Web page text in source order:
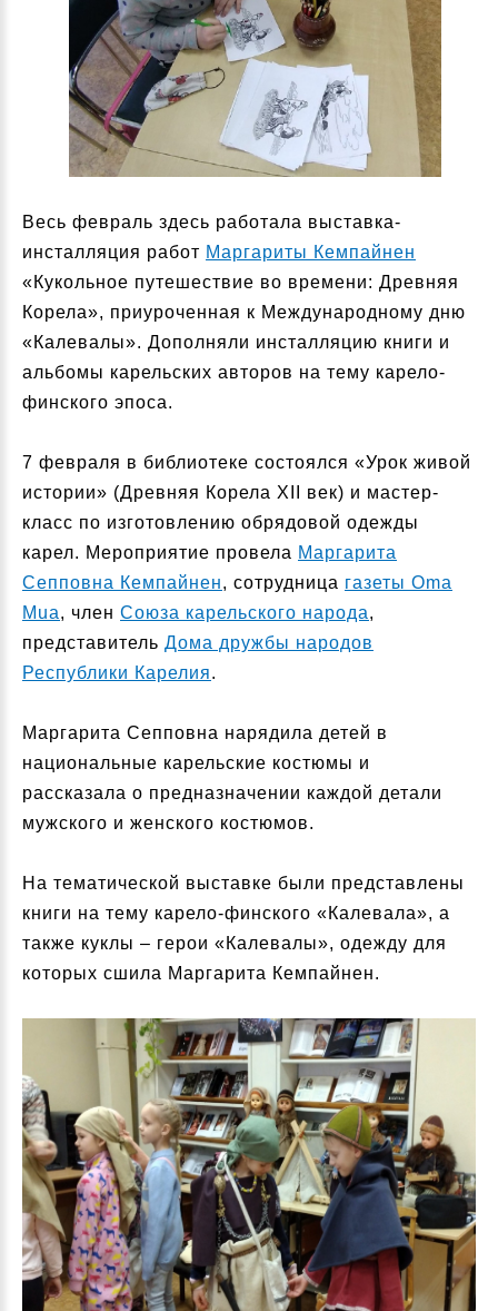
Весь февраль здесь работала выставка-
инсталляция работ Маргариты Кемпайнен
«Кукольное путешествие во времени: Древняя
Корела», приуроченная к Международному дню
«Калевалы». Дополняли инсталляцию книги и
альбомы карельских авторов на тему карело-
финского эпоса.
7 февраля в библиотеке состоялся «Урок живой
истории» (Древняя Корела XII век) и мастер-
класс по изготовлению обрядовой одежды
карел. Мероприятие провела Маргарита
Сепповна Кемпайнен, сотрудница газеты Oma
Mua, член Союза карельского народа,
представитель Дома дружбы народов
Республики Карелия.
Маргарита Сепповна нарядила детей в
национальные карельские костюмы и
рассказала о предназначении каждой детали
мужского и женского костюмов.
На тематической выставке были представлены
книги на тему карело-финского «Калевала», а
также куклы – герои «Калевалы», одежду для
которых сшила Маргарита Кемпайнен.